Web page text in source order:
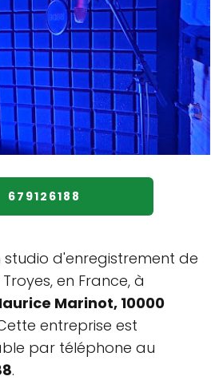
679126188
studio d'enregistrement de
en France, à
Marinot, 10000
entreprise est
par téléphone au
.